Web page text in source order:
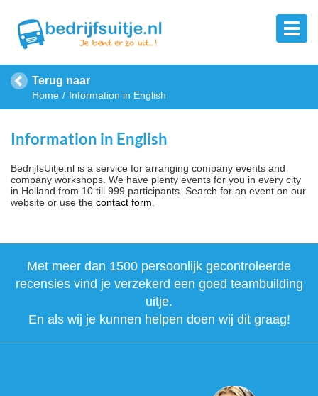
Terug naar
Home Information in English
Information in English
BedrijfsUitje.nl is a service for arranging company events and
company workshops. We have plenty events for you in every city
in Holland from 10 till 999 participants. Search for an event on our
website or use the contact form
Met meer dan 1500 persoonlijk gecontroleerde
recensies vind je verzekerd een goed teambuilding
uitje.
En als wij je kunnen helpen doen wij dit graag!